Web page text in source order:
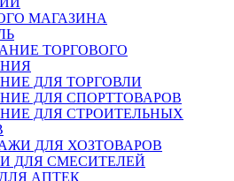
МАГАЗИНА
ТОРГОВОГО
ДЛЯ ТОРГОВЛИ
ДЛЯ СПОРТТОВАРОВ
ДЛЯ СТРОИТЕЛЬНЫХ
ДЛЯ ХОЗТОВАРОВ
ДЛЯ СМЕСИТЕЛЕЙ
АПТЕК